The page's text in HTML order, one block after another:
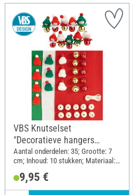
VBS Knutselset
"Decoratieve hangers
Kerstkinderen"
Aantal onderdelen: 35; Grootte: 7
cm; Inhoud: 10 stukken; Materiaal:
(PES)
9,95 €